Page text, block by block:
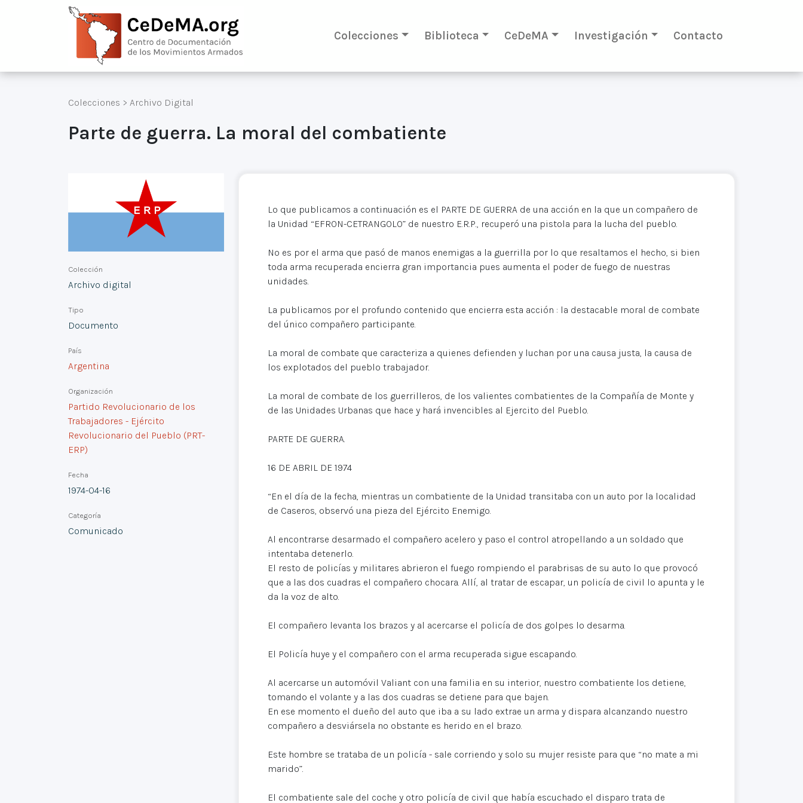
Colecciones Biblioteca CeDeMA Investigación Contacto
Colecciones > Archivo Digital
Parte de guerra. La moral del combatiente
Colección
Archivo digital
Tipo
Documento
País
Argentina
Organización
Partido Revolucionario de los
Trabajadores - Ejército
Revolucionario del Pueblo (PRT-
ERP)
Fecha
1974-04-16
Categoría
Comunicado
Lo que publicamos a continuación es el PARTE DE GUERRA de una acción en la que un compañero de
la Unidad “EFRON-CETRANGOLO” de nuestro E.R.P., recuperó una pistola para la lucha del pueblo.
No es por el arma que pasó de manos enemigas a la guerrilla por lo que resaltamos el hecho, si bien
toda arma recuperada encierra gran importancia pues aumenta el poder de fuego de nuestras
unidades.
La publicamos por el profundo contenido que encierra esta acción : la destacable moral de combate
del único compañero participante.
La moral de combate que caracteriza a quienes defienden y luchan por una causa justa, la causa de
los explotados del pueblo trabajador.
La moral de combate de los guerrilleros, de los valientes combatientes de la Compañía de Monte y
de las Unidades Urbanas que hace y hará invencibles al Ejercito del Pueblo.
PARTE DE GUERRA.
16 DE ABRIL DE 1974
“En el día de la fecha, mientras un combatiente de la Unidad transitaba con un auto por la localidad
de Caseros, observó una pieza del Ejército Enemigo.
Al encontrarse desarmado el compañero acelero y paso el control atropellando a un soldado que
intentaba detenerlo.
El resto de policías y militares abrieron el fuego rompiendo el parabrisas de su auto lo que provocó
que a las dos cuadras el compañero chocara. Allí, al tratar de escapar, un policía de civil lo apunta y le
da la voz de alto.
El compañero levanta los brazos y al acercarse el policía de dos golpes lo desarma.
El Policía huye y el compañero con el arma recuperada sigue escapando.
Al acercarse un automóvil Valiant con una familia en su interior, nuestro combatiente los detiene,
tomando el volante y a las dos cuadras se detiene para que bajen.
En ese momento el dueño del auto que iba a su lado extrae un arma y dispara alcanzando nuestro
compañero a desviársela no obstante es herido en el brazo.
Este hombre se trataba de un policía - sale corriendo y solo su mujer resiste para que “no mate a mi
marido”.
El combatiente sale del coche y otro policía de civil que había escuchado el disparo trata de